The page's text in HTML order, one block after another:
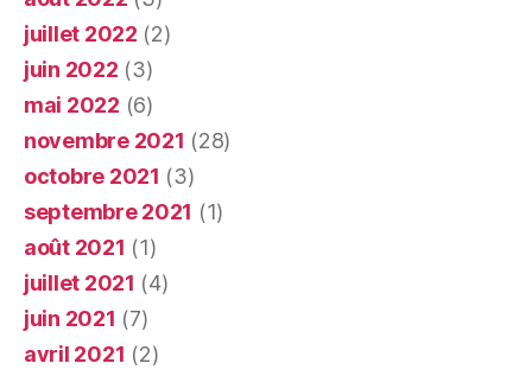
juillet 2022 (2)
juin 2022 (3)
mai 2022 (6)
novembre 2021 (28)
octobre 2021 (3)
septembre 2021 (1)
août 2021 (1)
juillet 2021 (4)
juin 2021 (7)
avril 2021 (2)